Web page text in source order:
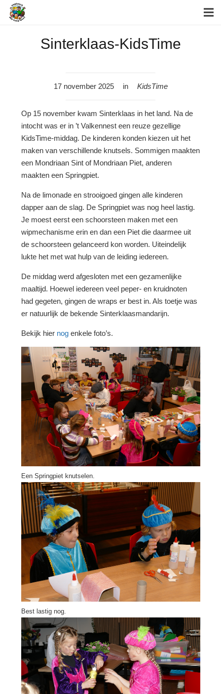
Sinterklaas-KidsTime
17 november 2025 in KidsTime
Op 15 november kwam Sinterklaas in het land. Na de
intocht was er in ’t Valkennest een reuze gezellige
KidsTime-middag. De kinderen konden kiezen uit het
maken van verschillende knutsels. Sommigen maakten
een Mondriaan Sint of Mondriaan Piet, anderen
maakten een Springpiet.
Na de limonade en strooigoed gingen alle kinderen
dapper aan de slag. De Springpiet was nog heel lastig.
Je moest eerst een schoorsteen maken met een
wipmechanisme erin en dan een Piet die daarmee uit
de schoorsteen gelanceerd kon worden. Uiteindelijk
lukte het met wat hulp van de leiding iedereen.
De middag werd afgesloten met een gezamenlijke
maaltijd. Hoewel iedereen veel peper- en kruidnoten
had gegeten, gingen de wraps er best in. Als toetje was
er natuurlijk de bekende Sinterklaasmandarijn.
Bekijk hier nog enkele foto’s.
Een Springpiet knutselen.
Best lastig nog.